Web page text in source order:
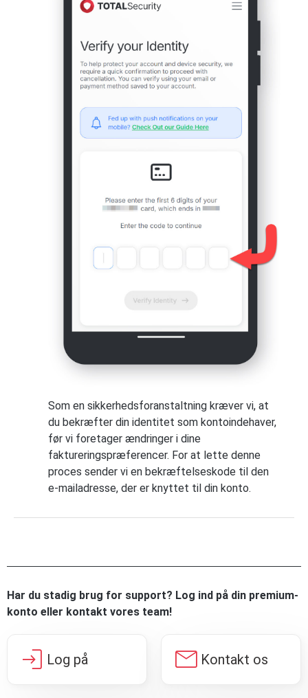
Som en sikkerhedsforanstaltning kræver vi, at
du bekræfter din identitet som kontoindehaver,
før vi foretager ændringer i dine
faktureringspræferencer. For at lette denne
proces sender vi en bekræftelseskode til den
e-mailadresse, der er knyttet til din konto.
Har du stadig brug for support? Log ind på din premium-
konto eller kontakt vores team!
login Log på mail Kontakt os